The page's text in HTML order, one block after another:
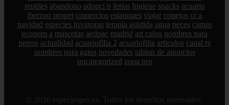
reptiles abandono adopci n ferias higiene snacks acuario
iberzoo propet comercios estanques viajar conejos cr a
navidad especies invasoras terapia asistida agua peces camas
econom a mascotas aedpac madrid art culos nombres para
perros actualidad acuariofilia 2 acuariofilia articulos canal tv
nombres para gatos novedades tablon de anuncios
uncategorized zona pro
© 2026 especiespro.es. Todos los derechos reservados.